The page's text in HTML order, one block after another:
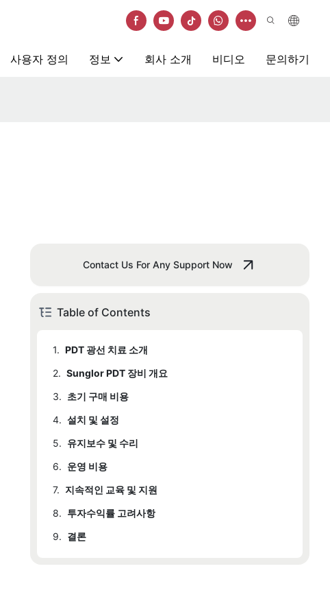
사용자 정의 정보 회사 소개 비디오 문의하기
Contact Us For Any Support Now
Table of Contents
1. PDT 광선 치료 소개
1.1 전문 PDT 장비의 장점
2. Sunglor PDT 장비 개요
2.1 성글로 브랜드 소개
2.2 주요 특징 및 사양
2.3 차별화된 판매 포인트
3. 초기 구매 비용
3.1 기계 가격
3.2 설치 비용
3.3
소프트웨어 및 라이선스 비용
3.4 추가 설치 비용
4. 설치 및 설정
4.1 비용 분석
5. 유지보수 및 수리
5.1 정기 유지보수 비용
5.2 서비스 계약
5.3 수리 및 교체 비용
6. 운영 비용
6.1 전기 사용량 및 비용
6.2 소모품
6.3 운영비용
7. 지속적인 교육 및 지원
7.1 교육 세션
7.2 소프트웨어 업그레이드
8. 투자수익률 고려사항
8.1 사례 연구
9. 결론